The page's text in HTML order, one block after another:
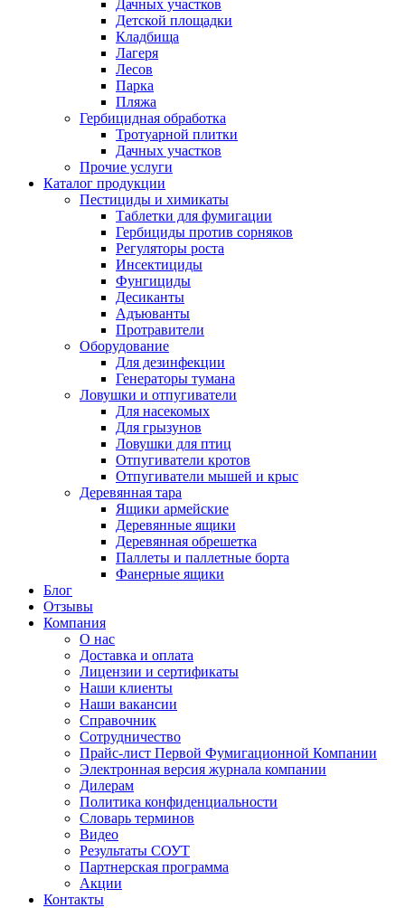
Дачных участков
Детской площадки
Кладбища
Лагеря
Лесов
Парка
Пляжа
Гербицидная обработка
Тротуарной плитки
Дачных участков
Прочие услуги
Каталог продукции
Пестициды и химикаты
Таблетки для фумигации
Гербициды против сорняков
Регуляторы роста
Инсектициды
Фунгициды
Десиканты
Адъюванты
Протравители
Оборудование
Для дезинфекции
Генераторы тумана
Ловушки и отпугиватели
Для насекомых
Для грызунов
Ловушки для птиц
Отпугиватели кротов
Отпугиватели мышей и крыс
Деревянная тара
Ящики армейские
Деревянные ящики
Деревянная обрешетка
Паллеты и паллетные борта
Фанерные ящики
Блог
Отзывы
Компания
О нас
Доставка и оплата
Лицензии и сертификаты
Наши клиенты
Наши вакансии
Справочник
Сотрудничество
Прайс-лист Первой Фумигационной Компании
Электронная версия журнала компании
Дилерам
Политика конфиденциальности
Словарь терминов
Видео
Результаты СОУТ
Партнерская программа
Акции
Контакты